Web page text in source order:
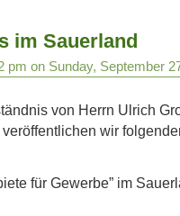
im Sauerland
pm on Sunday, September
von Herrn Ulrich
wir
für Gewerbe” im